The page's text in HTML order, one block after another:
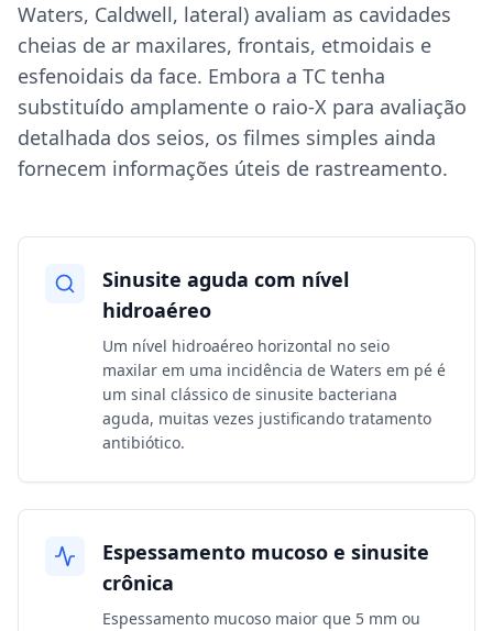
Waters, Caldwell, lateral) avaliam as cavidades
cheias de ar maxilares, frontais, etmoidais e
esfenoidais da face. Embora a TC tenha
substituído amplamente o raio-X para avaliação
detalhada dos seios, os filmes simples ainda
fornecem informações úteis de rastreamento.
Sinusite aguda com nível
hidroaéreo
Um nível hidroaéreo horizontal no seio
maxilar em uma incidência de Waters em pé é
um sinal clássico de sinusite bacteriana
aguda, muitas vezes justificando tratamento
antibiótico.
Espessamento mucoso e sinusite
crônica
Espessamento mucoso maior que 5 mm ou